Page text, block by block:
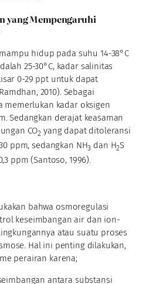
yang Mempengaruhi
hidup pada suhu 14-38°C
25-30°C, kadar salinitas
0-29 ppt untuk dapat
2010). Sebagai
memerlukan kadar oksigen
Sedangkan derajat keasaman
CO2 yang dapat ditoleransi
ppm, sedangkan NH3 dan H2S
ppm (Santoso, 1996).
bahwa osmoregulasi
keseimbangan air dan ion-
atau suatu proses
Hal ini penting dilakukan,
perairan karena;
antara substansi